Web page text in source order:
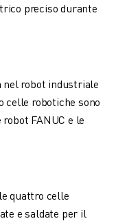
preciso durante
nel robot industriale
celle robotiche sono
FANUC e le
quattro celle
e saldate per il